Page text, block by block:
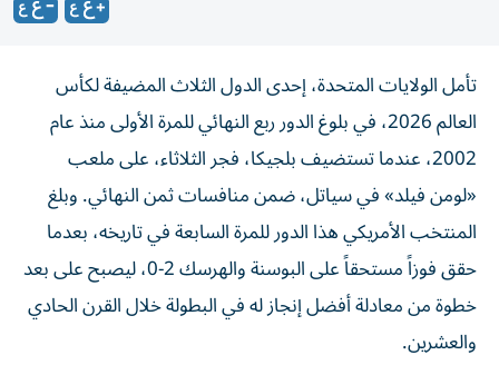
تأمل الولايات المتحدة، إحدى الدول الثلاث المضيفة لكأس
العالم 2026، في بلوغ الدور ربع النهائي للمرة الأولى منذ عام
2002، عندما تستضيف بلجيكا، فجر الثلاثاء، على ملعب
«لومن فيلد» في سياتل، ضمن منافسات ثمن النهائي. وبلغ
المنتخب الأمريكي هذا الدور للمرة السابعة في تاريخه، بعدما
حقق فوزاً مستحقاً على البوسنة والهرسك 2-0، ليصبح على بعد
خطوة من معادلة أفضل إنجاز له في البطولة خلال القرن الحادي
والعشرين.